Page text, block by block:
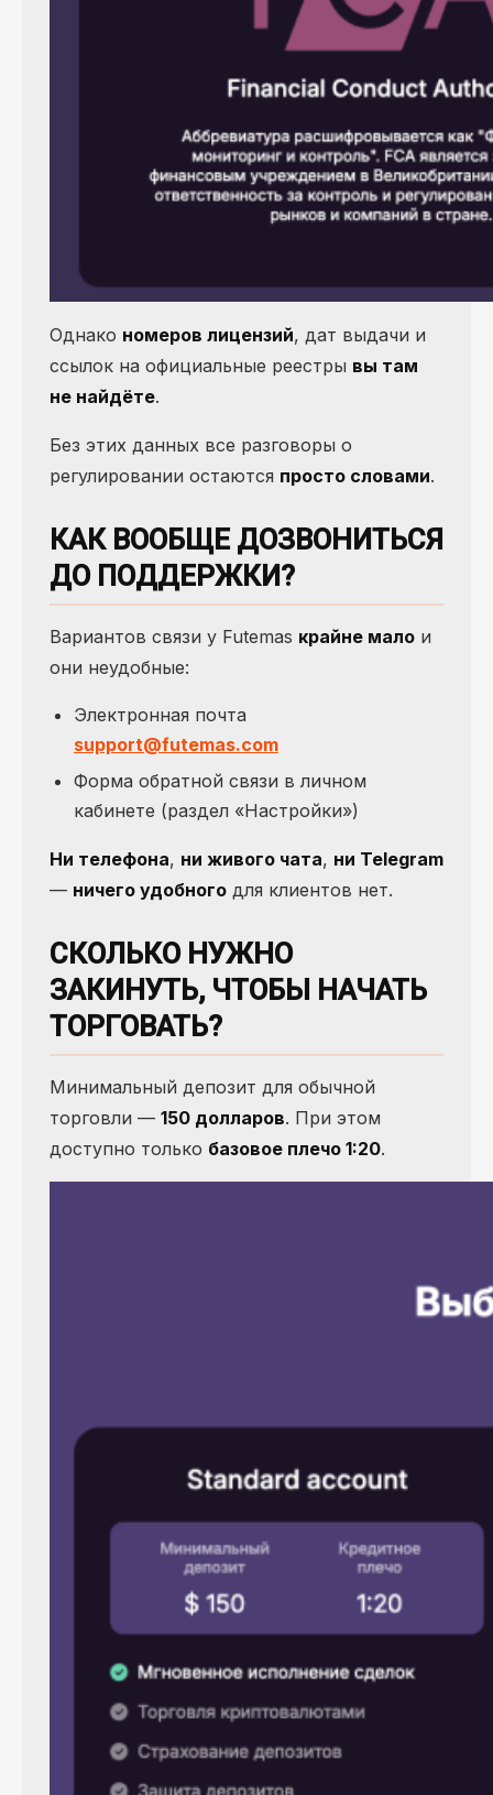
Однако номеров лицензий, дат выдачи и
ссылок на официальные реестры вы там
не найдёте.
Без этих данных все разговоры о
регулировании остаются просто словами.
КАК ВООБЩЕ ДОЗВОНИТЬСЯ
ДО ПОДДЕРЖКИ?
Вариантов связи у Futemas крайне мало и
они неудобные:
Электронная почта
support@futemas.com
Форма обратной связи в личном
кабинете (раздел «Настройки»)
Ни телефона, ни живого чата, ни Telegram
— ничего удобного для клиентов нет.
СКОЛЬКО НУЖНО
ЗАКИНУТЬ, ЧТОБЫ НАЧАТЬ
ТОРГОВАТЬ?
Минимальный депозит для обычной
торговли — 150 долларов. При этом
доступно только базовое плечо 1:20.